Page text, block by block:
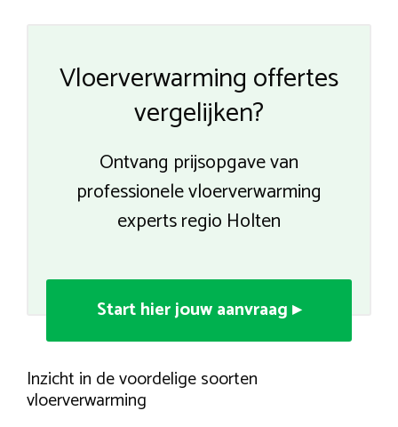
Vloerverwarming offertes
vergelijken?
Ontvang prijsopgave van
professionele vloerverwarming
experts regio Holten
Start hier jouw aanvraag ▸
Inzicht in de voordelige soorten
vloerverwarming